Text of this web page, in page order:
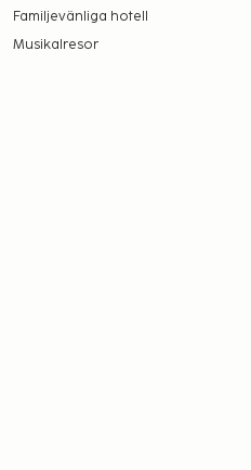
Familjevänliga hotell
Musikalresor